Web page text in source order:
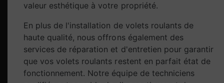
valeur esthétique à votre propriété.
En plus de l'installation de volets roulants de
haute qualité, nous offrons également des
services de réparation et d'entretien pour garantir
que vos volets roulants restent en parfait état de
fonctionnement. Notre équipe de techniciens